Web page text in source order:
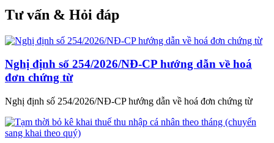
Tư vấn & Hỏi đáp
Nghị định số 254/2026/NĐ-CP hướng dẫn về hoá
đơn chứng từ
Nghị định số 254/2026/NĐ-CP hướng dẫn về hoá đơn chứng từ